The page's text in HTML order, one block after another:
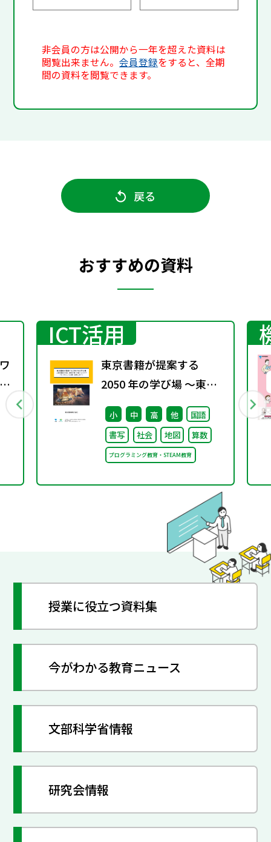
非会員の方は公開から一年を超えた資料は
閲覧出来ません。会員登録をすると、全期
間の資料を閲覧できます。
戻る
おすすめの資料
ICT活用
東京書籍が提案する
2050 年の学び場 ～東京
書籍は大阪・関西万博
「大阪ヘルスケア パビリ
オン」に出展・協賛しま
す～
小 中 高 他
国語
書写
社会 地図 算数
プログラミング教育・STEAM教育
授業に役立つ資料集
今がわかる教育ニュース
文部科学省情報
研究会情報